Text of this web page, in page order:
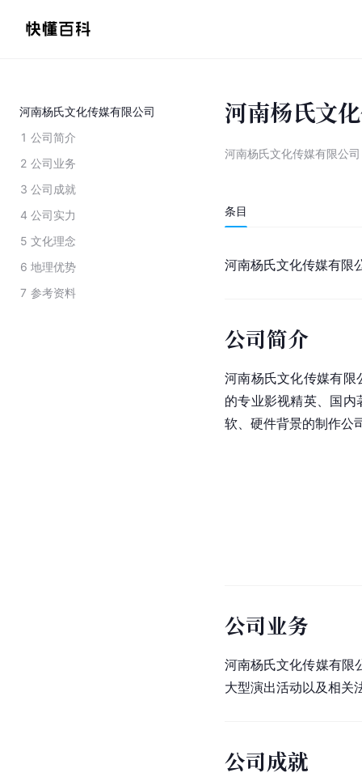
河南杨氏文化传媒有限公司
1 公司简介
2 公司业务
3 公司成就
4 公司实力
5 文化理念
6 地理优势
7 参考资料
河南杨氏文
河南杨氏文化传媒有限公司
条目
河南杨氏文化传媒有限
公司简介
河南杨氏文化传媒有限
的专业影视精英、国
软、硬件背景的制作公
公司业务
河南杨氏文化传媒有限
大型演出活动以及相关
公司成就